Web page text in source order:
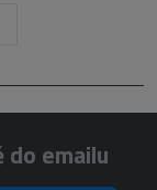
do emailu